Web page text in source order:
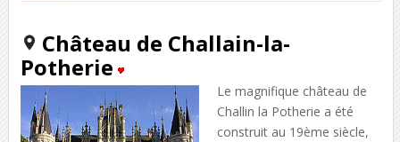
Château de Challain-la-
Potherie
Le magnifique château de
Challin la Potherie a été
construit au 19ème siècle,